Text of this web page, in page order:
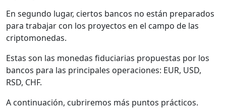
En segundo lugar, ciertos bancos no están preparados
para trabajar con los proyectos en el campo de las
criptomonedas.
Estas son las monedas fiduciarias propuestas por los
bancos para las principales operaciones: EUR, USD,
RSD, CHF.
A continuación, cubriremos más puntos prácticos.